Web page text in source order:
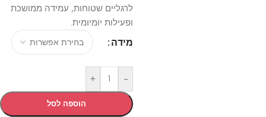
לרגליים שטוחות, עמידה ממושכת
ופעילות יומיומית.
מידה
-
+
הוספה לסל